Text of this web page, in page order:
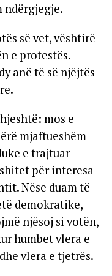
ndërgjegje.
së vet, vështirë
e protestës.
anë të së njëjtës
mos e
mjaftueshëm
e trajtuar
për interesa
Nëse duam të
demokratike,
njësoj si votën,
humbet vlera e
vlera e tjetrës.